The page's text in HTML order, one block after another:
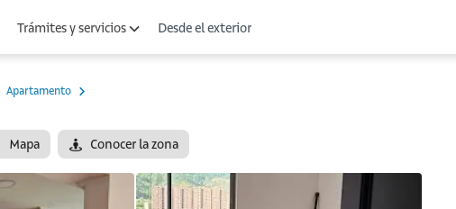
Trámites y servicios Desde el exterior
Apartamento
Mapa Conocer la zona